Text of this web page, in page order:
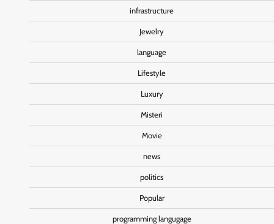
infrastructure
Jewelry
language
Lifestyle
Luxury
Misteri
Movie
news
politics
Popular
programming langugage